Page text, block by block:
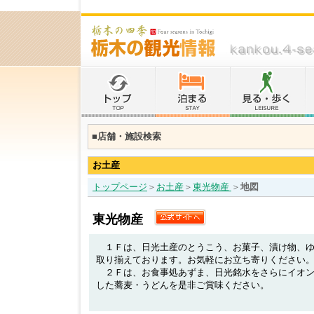
■店舗・施設検索
お土産
トップページ ＞ お土産 ＞ 東光物産 ＞ 地図
東光物産
１Ｆは、日光土産のとうこう、お菓子、漬け物、
取り揃えております。お気軽にお立ち寄りください。
２Ｆは、お食事処あずま、日光銘水をさらにイオ
した蕎麦・うどんを是非ご賞味ください。